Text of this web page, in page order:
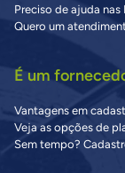
Preciso de ajuda nas
Quero um
É um
Vantagens em
Veja as opções de
Sem tempo?